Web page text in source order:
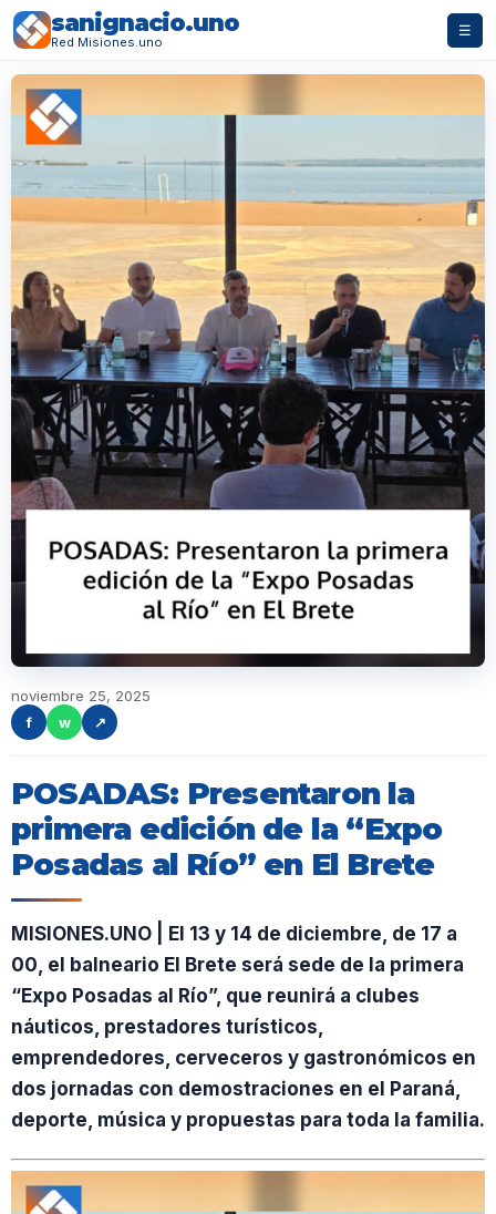
sanignacio.uno
Red Misiones.uno
☰
noviembre 25, 2025
f
w ↗
POSADAS: Presentaron la
primera edición de la “Expo
Posadas al Río” en El Brete
MISIONES.UNO | El 13 y 14 de diciembre, de 17 a
00, el balneario El Brete será sede de la primera
“Expo Posadas al Río”, que reunirá a clubes
náuticos, prestadores turísticos,
emprendedores, cerveceros y gastronómicos en
dos jornadas con demostraciones en el Paraná,
deporte, música y propuestas para toda la familia.